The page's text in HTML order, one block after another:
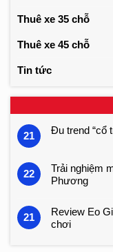
Thuê xe 35 chỗ
Thuê xe 45 chỗ
Tin tức
21 Đu trend “cổ
22
Trải nghiệm
Phương
21
Review Eo
chơi